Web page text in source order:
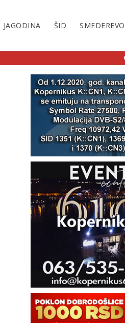
JAGODINA ŠID SMEDEREVO